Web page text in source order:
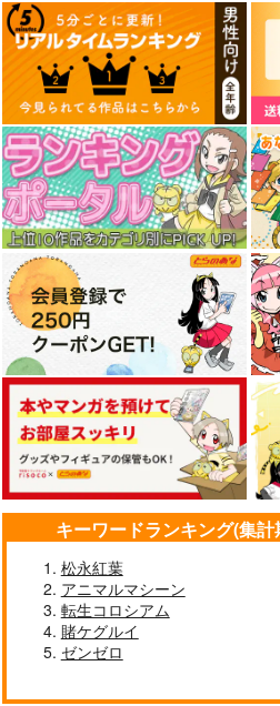
キーワードランキング(集
松永紅葉
アニマルマシーン
転生コロシアム
賭ケグルイ
ゼンゼロ